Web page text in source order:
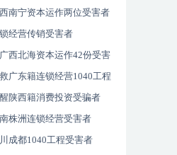
南宁资本运作两位受害者
经营传销受害者
西北海资本运作42份受害
广东籍连锁经营1040工程
陕西籍消费投资受骗者
株洲连锁经营受害者
成都1040工程受害者